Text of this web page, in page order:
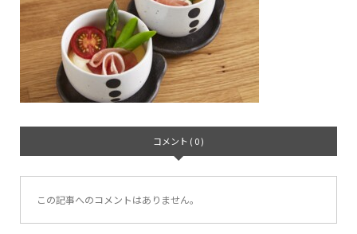
コメント ( 0 )
この記事へのコメントはありません。